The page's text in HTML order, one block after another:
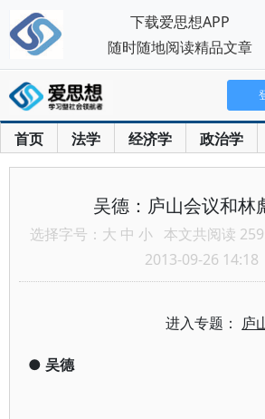
首页 法学 经济学 政治学
吴德：庐山会议和林
选择字号： 大 中 小 本文共阅读
2013-09-26 14:18
进入专题： 庐
● 吴德
下载爱思想APP
随时随地阅读精品文章